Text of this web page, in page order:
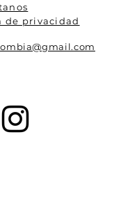
de privacidad